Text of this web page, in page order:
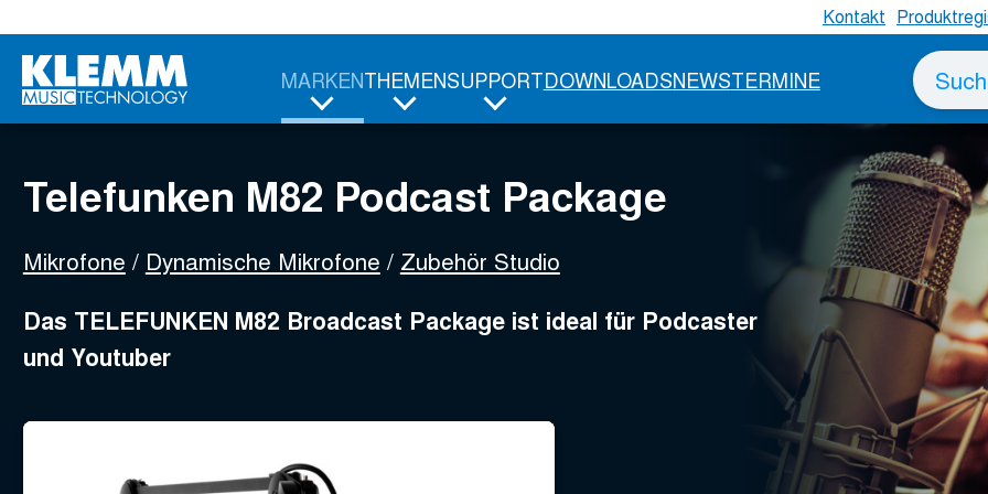
Hauptinhalt
Kontakt
MARKENTHEMENSUPPORTDOWNLOADSNEWSTERMINE
Suche
nach
Telefunken M82 Podcast Package
759,00
Ursprünglicher
759,00 €
599,95€Aktueller
Preis
599,95 €.
Telefunken M82 Podcast Package
Mikrofone Dynamische Mikrofone Zubehör Studio
Das TELEFUNKEN M82 Broadcast Package ist ideal für Podcaster
und Youtuber